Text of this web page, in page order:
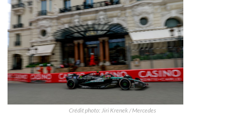
Crédit photo: Jiri Krenek / Mercedes